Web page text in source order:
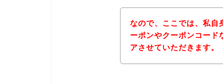
なので、ここでは、私自
ーポンやクーポンコード
アさせていただきます。